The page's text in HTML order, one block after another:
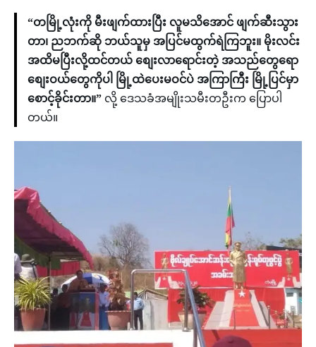
“တမြို့လုံးကို မီးဖျက်ထားပြီး လူမသိအောင် ဖျက်ဆီးသွား
တာ၊ ညဘက်ဆို ဘယ်သူမှ အပြင်မထွက်ရဲကြဘူး။ မိုးလင်း
အထိမပြီးလို့ထင်တယ် စျေးလာရောင်းတဲ့ အသည်တွေရော
စျေးဝယ်တွေကိုပါ မြို့ထဲပေးမဝင်ပဲ အကြာကြီး မြို့ပြင်မှာ
စောင့်ခိုင်းတာ။” လို့ ဒေသခံအမျိုးသမီးတဦးက ပြောပါ
တယ်။